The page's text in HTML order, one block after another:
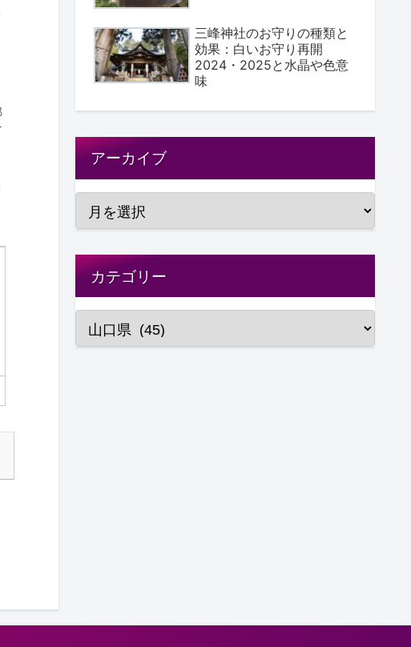
三峰神社のお守りの種類と
効果：白いお守り再開
2024・2025と水晶や色意
味
アーカイブ
カテゴリー